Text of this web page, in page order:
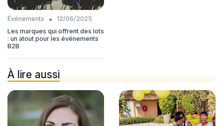
Événements •
12/06/2025
Les marques qui offrent des lots
: un atout pour les événements
B2B
À lire aussi